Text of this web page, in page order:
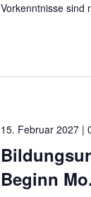
Vorkenntnisse sind
Beginn
15. Februar 2027 |